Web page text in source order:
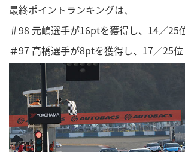
最終ポイントランキングは、
＃98 元嶋選手が16ptを獲得し、14／25
＃97 高橋選手が8ptを獲得し、17／25位